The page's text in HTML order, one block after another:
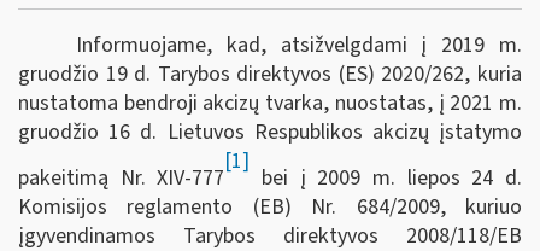
Informuojame, kad, atsižvelgdami į 2019 m.
gruodžio 19 d. Tarybos direktyvos (ES) 2020/262, kuria
nustatoma bendroji akcizų tvarka, nuostatas, į 2021 m.
gruodžio 16 d. Lietuvos Respublikos akcizų įstatymo
pakeitimą Nr. XIV-777
[1]
bei į 2009 m. liepos 24 d.
Komisijos reglamento (EB) Nr. 684/2009, kuriuo
įgyvendinamos Tarybos direktyvos 2008/118/EB